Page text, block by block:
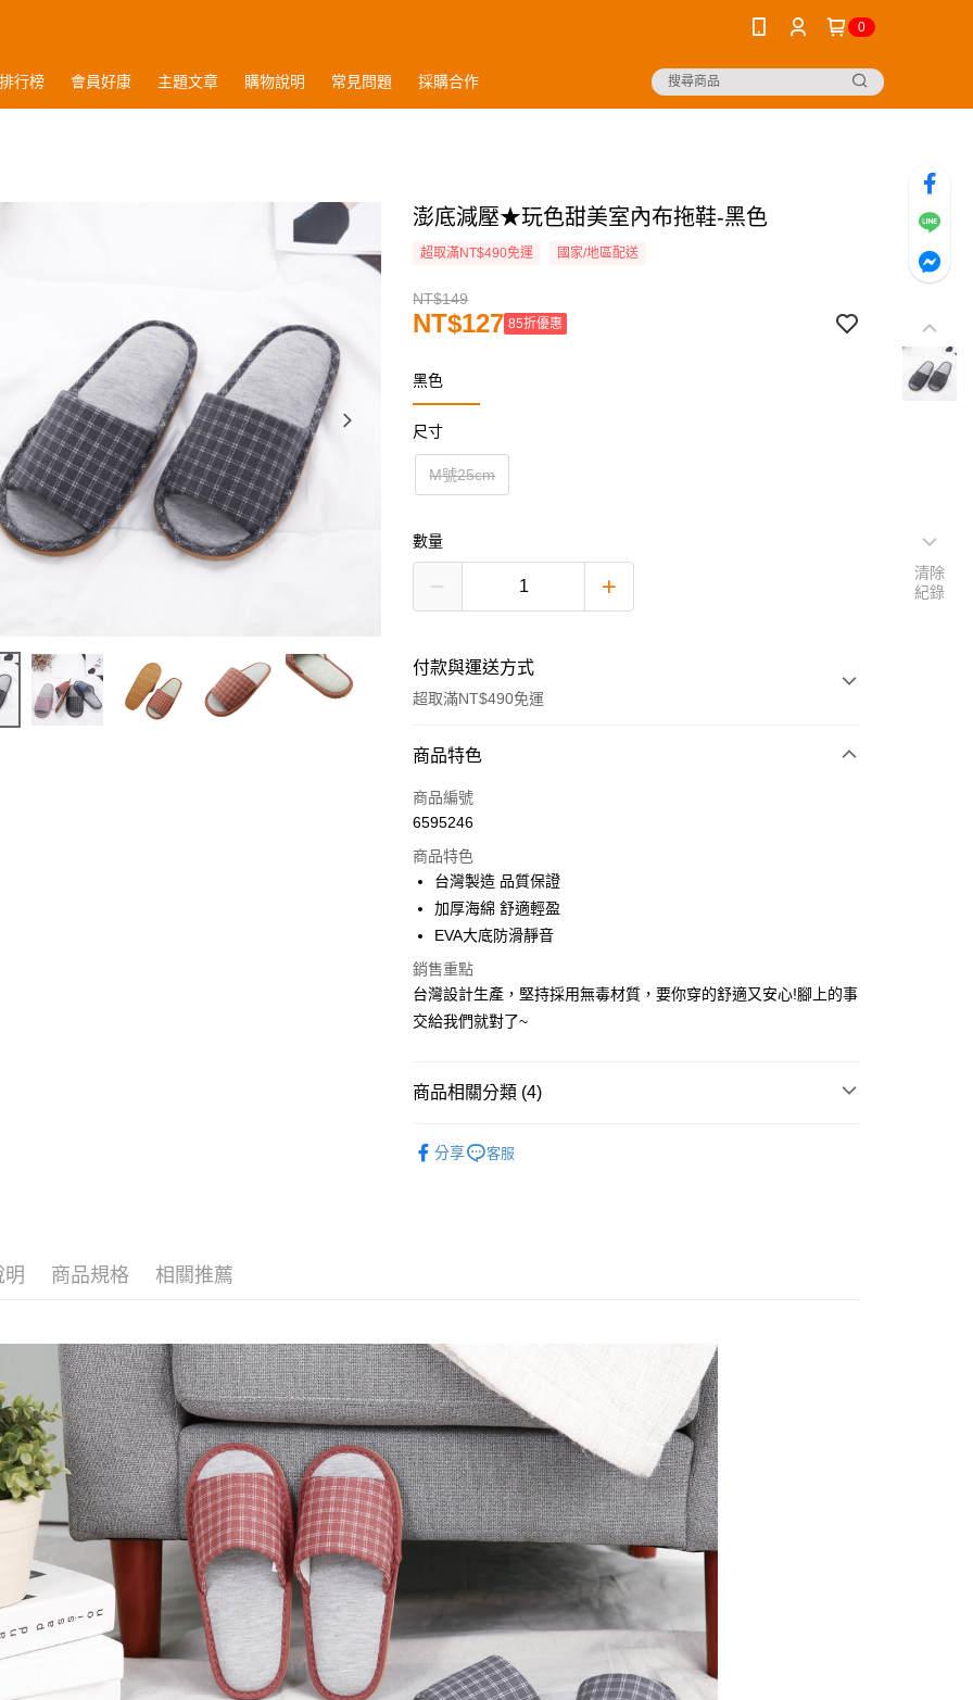
0
行榜 會員好康 主題文章 購物說明 常見問題 採購合作
澎底減壓★玩色甜美室內布拖鞋-黑色
超取滿NT$490免運 國家/地區配送
NT$149
NT$127 85折優惠
黑色
尺寸
M號25cm
數量
付款與運送方式
超取滿NT$490免運
付款方式
信用卡一次付款
LINE Pay
Apple Pay
悠遊付
相關說明
AFTEE先享後付是「在收到商品之後才付款」的支付方式。 讓您購物簡單
便利好安心！
／ATM／網路銀行／等多元方式進行付款，方視為交易完成。
※ 請注意：結帳手續完成當下不需立刻繳費，但若您需要取消訂單，請聯
絡購買商品的店家。未經商家同意取消之訂單仍視為有效，需透過AFTEE
先享後付繳納相關費用。
※ 交易是否成功請以「AFTEE先享後付 」之結帳頁面顯示為準，若有關於
是否繳費成功／繳費後需取消欲退款等相關疑問，請聯繫「AFTEE先享後
付客戶支援中心」https://netprotections.freshdesk.com/support/home
【注意事項】
１．透過由恩沛科技股份有限公司提供之「AFTEE先享後付」服務完成之
交易，需依本服務之必要範圍內提供個人資料，並將交易相關給付款項請
求債權轉讓予恩沛科技股份有限公司。
２．關於個人資料處理事宜，請瀏覽以下網址：
https://aftee.tw/terms/#terms3
３．未成年的使用者請事先徵得法定代理人或監護人之同意方可使用
「AFTEE先享後付」，若未經同意申辦者引起之損失，本公司不負相關責
４．使用「AFTEE先享後付」時，將依據個別帳號之用戶狀況，依本公司
每筆NT$80，滿NT$490(含以上)免運費
7-11取貨付款
每筆NT$80，滿NT$490(含以上)免運費
付款後 7-11取貨
每筆NT$80，滿NT$490(含以上)免運費
宅配
每筆NT$80，滿NT$490(含以上)免運費
離島宅配
每筆NT$150，滿NT$800(含以上)免運費
港澳地區
商品特色
商品編號
6595246
商品特色
台灣製造 品質保證
加厚海綿 舒適輕盈
EVA大底防滑靜音
銷售重點
台灣設計生產，堅持採用無毒材質，要你穿的舒適又安心!腳上的事
交給我們就對了~
商品相關分類 (4)
分享 客服
明 商品規格 相關推薦
清除
紀錄